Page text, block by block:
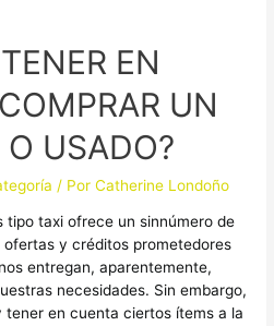
EN
UN
USADO?
/ PorCatherine Londoño
tipo taxi ofrece un sinnúmero de
y créditos prometedores
entregan, aparentemente,
necesidades. Sin embargo,
en cuenta ciertos ítems a la